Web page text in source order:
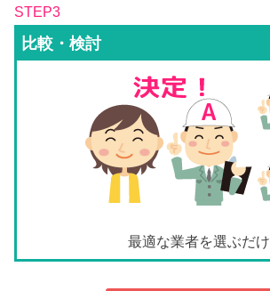
STEP3
比較・検討
最適な業者を選ぶだけ